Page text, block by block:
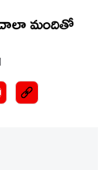
చాలా మందితో